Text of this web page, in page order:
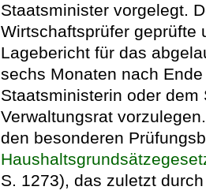
Staatsminister vorgelegt.
Wirtschaftsprüfer geprüfte
Lagebericht für das
sechs Monaten nach
Staatsministerin oder
Verwaltungsrat
den besonderen
S. 1273), das zuletzt